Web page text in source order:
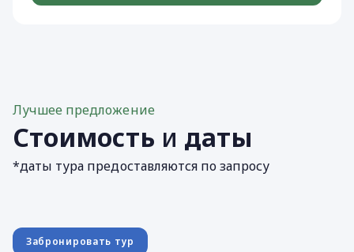
Лучшее предложение
Стоимость и даты
*даты тура предоставляются по запросу
Забронировать тур